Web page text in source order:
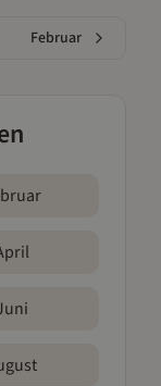
Februar